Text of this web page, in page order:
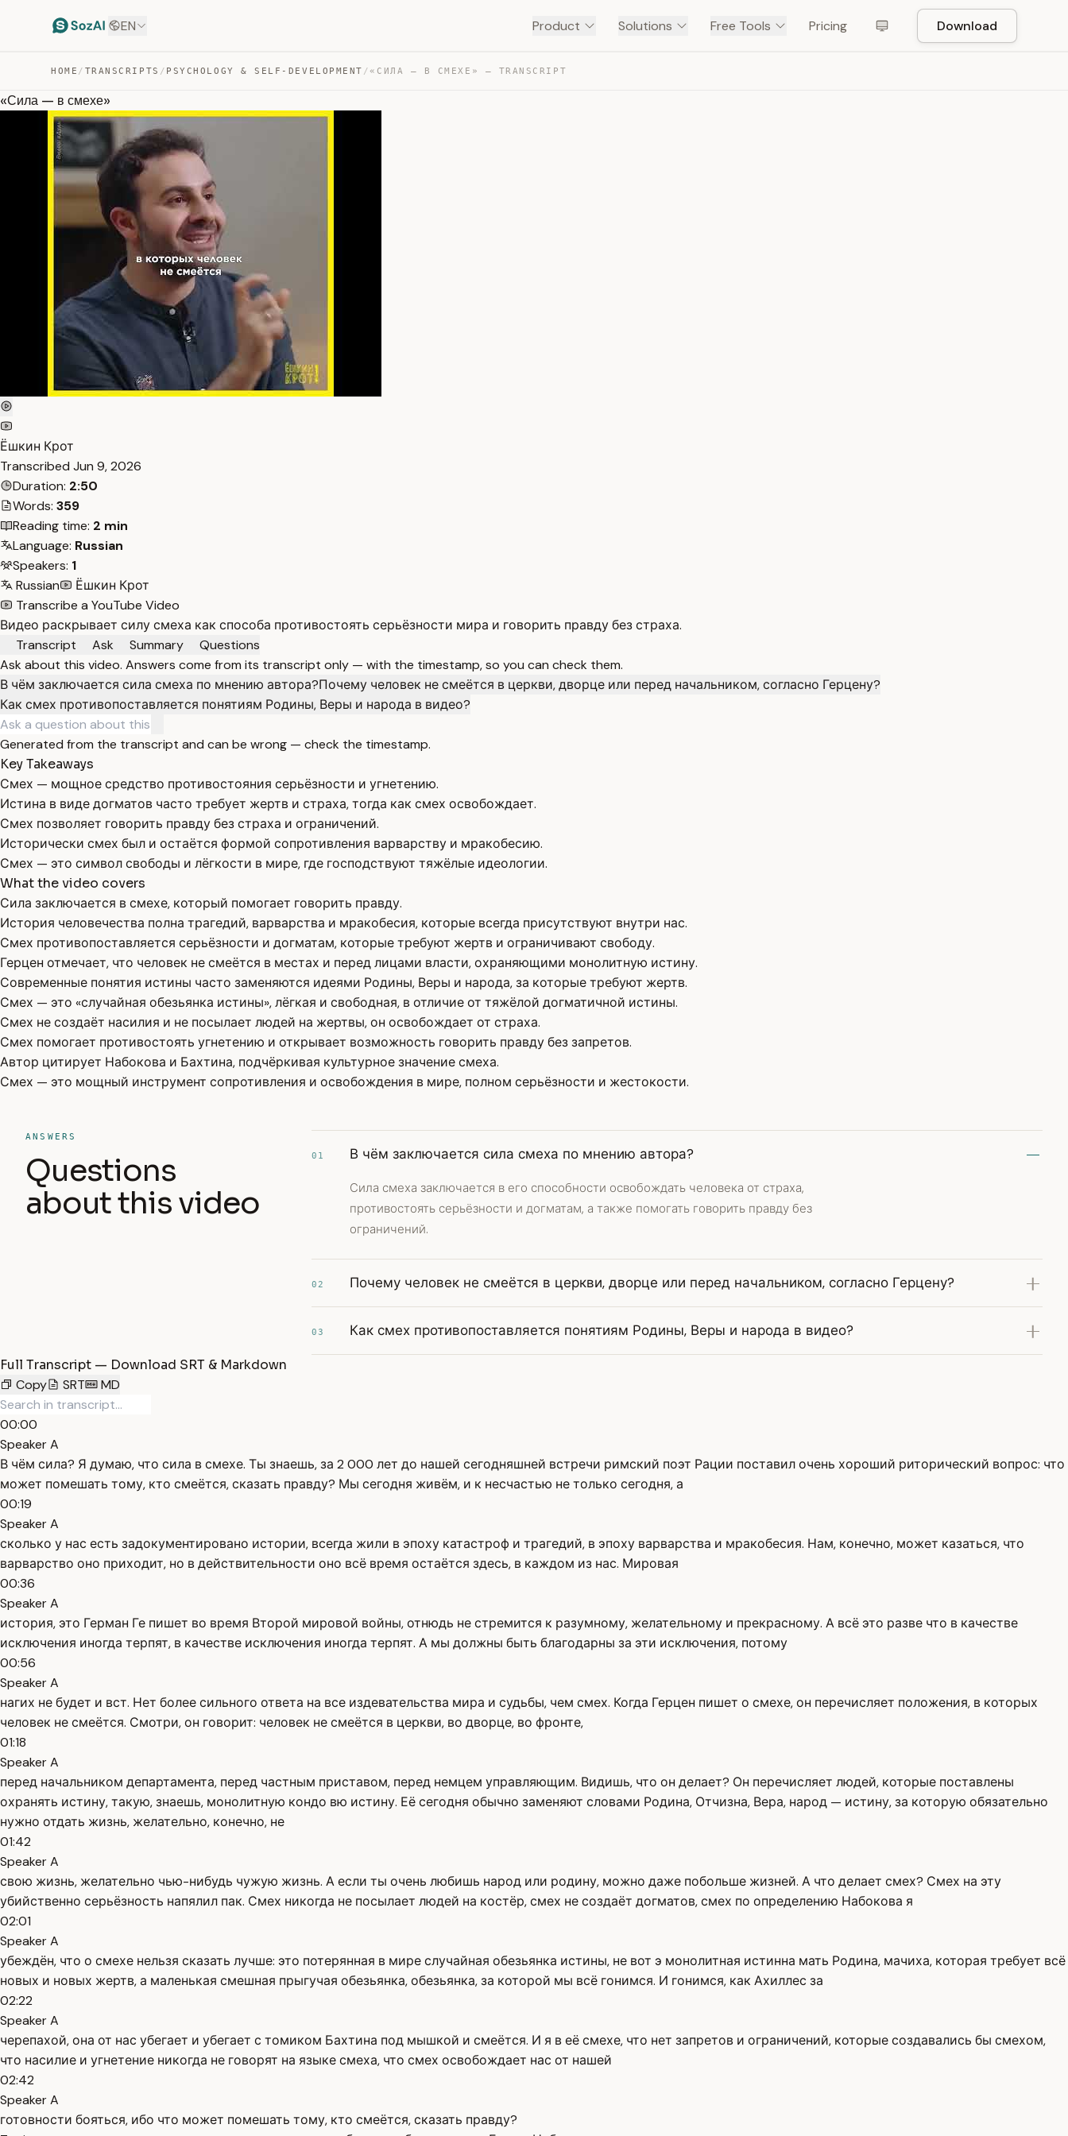
EN Product Solutions Free Tools Pricing Download
HOME / TRANSCRIPTS / PSYCHOLOGY & SELF-DEVELOPMENT /«СИЛА — В СМЕХЕ» — TRANSCRIPT
«Сила — в смехе»
Ёшкин Крот
Transcribed Jun 9, 2026
Duration: 2:50
Words: 359
Reading time: 2 min
Language: Russian
Speakers: 1
Russian
Ёшкин Крот
Transcribe a YouTube Video
Видео раскрывает силу смеха как способа противостоять серьёзности мира и говорить правду без страха.
Transcript
Ask Summary
Questions
Ask about this video. Answers come from its transcript only — with the timestamp, so you can check them.
В чём заключается сила смеха по мнению автора?Почему человек не смеётся в церкви, дворце или перед начальником, согласно Герцену?
Как смех противопоставляется понятиям Родины, Веры и народа в видео?
Generated from the transcript and can be wrong — check the timestamp.
Key Takeaways
Смех — мощное средство противостояния серьёзности и угнетению.
Истина в виде догматов часто требует жертв и страха, тогда как смех освобождает.
Смех позволяет говорить правду без страха и ограничений.
Исторически смех был и остаётся формой сопротивления варварству и мракобесию.
Смех — это символ свободы и лёгкости в мире, где господствуют тяжёлые идеологии.
What the video covers
Сила заключается в смехе, который помогает говорить правду.
История человечества полна трагедий, варварства и мракобесия, которые всегда присутствуют внутри нас.
Смех противопоставляется серьёзности и догматам, которые требуют жертв и ограничивают свободу.
Герцен отмечает, что человек не смеётся в местах и перед лицами власти, охраняющими монолитную истину.
Современные понятия истины часто заменяются идеями Родины, Веры и народа, за которые требуют жертв.
Смех — это «случайная обезьянка истины», лёгкая и свободная, в отличие от тяжёлой догматичной истины.
Смех не создаёт насилия и не посылает людей на жертвы, он освобождает от страха.
Смех помогает противостоять угнетению и открывает возможность говорить правду без запретов.
Автор цитирует Набокова и Бахтина, подчёркивая культурное значение смеха.
Смех — это мощный инструмент сопротивления и освобождения в мире, полном серьёзности и жестокости.
ANSWERS
Questions
about this video
01 В чём заключается сила смеха по мнению автора?
Сила смеха заключается в его способности освобождать человека от страха,
противостоять серьёзности и догматам, а также помогать говорить правду без
ограничений.
02 Почему человек не смеётся в церкви, дворце или перед начальником, согласно Герцену?
03 Как смех противопоставляется понятиям Родины, Веры и народа в видео?
Full Transcript — Download SRT & Markdown
Copy
SRT MD
00:00
Speaker A
В чём сила? Я думаю, что сила в смехе. Ты знаешь, за 2 000 лет до нашей сегодняшней встречи римский поэт Рации поставил очень хороший риторический вопрос: что
может помешать тому, кто смеётся, сказать правду? Мы сегодня живём, и к несчастью не только сегодня, а
00:19
Speaker A
сколько у нас есть задокументировано истории, всегда жили в эпоху катастроф и трагедий, в эпоху варварства и мракобесия. Нам, конечно, может казаться, что
варварство оно приходит, но в действительности оно всё время остаётся здесь, в каждом из нас. Мировая
00:36
Speaker A
история, это Герман Ге пишет во время Второй мировой войны, отнюдь не стремится к разумному, желательному и прекрасному. А всё это разве что в качестве
исключения иногда терпят, в качестве исключения иногда терпят. А мы должны быть благодарны за эти исключения, потому
00:56
Speaker A
нагих не будет и вст. Нет более сильного ответа на все издевательства мира и судьбы, чем смех. Когда Герцен пишет о смехе, он перечисляет положения, в которых
человек не смеётся. Смотри, он говорит: человек не смеётся в церкви, во дворце, во фронте,
01:18
Speaker A
перед начальником департамента, перед частным приставом, перед немцем управляющим. Видишь, что он делает? Он перечисляет людей, которые поставлены
охранять истину, такую, знаешь, монолитную кондо вю истину. Её сегодня обычно заменяют словами Родина, Отчизна, Вера, народ — истину, за которую обязательно
нужно отдать жизнь, желательно, конечно, не
01:42
Speaker A
свою жизнь, желательно чью-нибудь чужую жизнь. А если ты очень любишь народ или родину, можно даже побольше жизней. А что делает смех? Смех на эту
убийственно серьёзность напялил пак. Смех никогда не посылает людей на костёр, смех не создаёт догматов, смех по определению Набокова я
02:01
Speaker A
убеждён, что о смехе нельзя сказать лучше: это потерянная в мире случайная обезьянка истины, не вот э монолитная истинна мать Родина, мачиха, которая требует всё
новых и новых жертв, а маленькая смешная прыгучая обезьянка, обезьянка, за которой мы всё гонимся. И гонимся, как Ахиллес за
02:22
Speaker A
черепахой, она от нас убегает и убегает с томиком Бахтина под мышкой и смеётся. И я в её смехе, что нет запретов и ограничений, которые создавались бы смехом,
что насилие и угнетение никогда не говорят на языке смеха, что смех освобождает нас от нашей
02:42
Speaker A
готовности бояться, ибо что может помешать тому, кто смеётся, сказать правду?